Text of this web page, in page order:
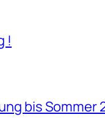
!
bis Sommer